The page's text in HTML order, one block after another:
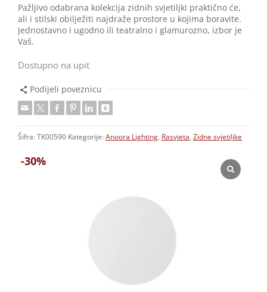
-30%
Pažljivo odabrana kolekcija zidnih svjetiljki praktično će,
ali i stilski obilježiti najdraže prostore u kojima boravite.
Jednostavno i ugodno ili teatralno i glamurozno, izbor je
Vaš.
Dostupno na upit
Podijeli poveznicu
Šifra: TK00590 Kategorije: Anoora Lighting Rasvjeta Zidne svjetiljke